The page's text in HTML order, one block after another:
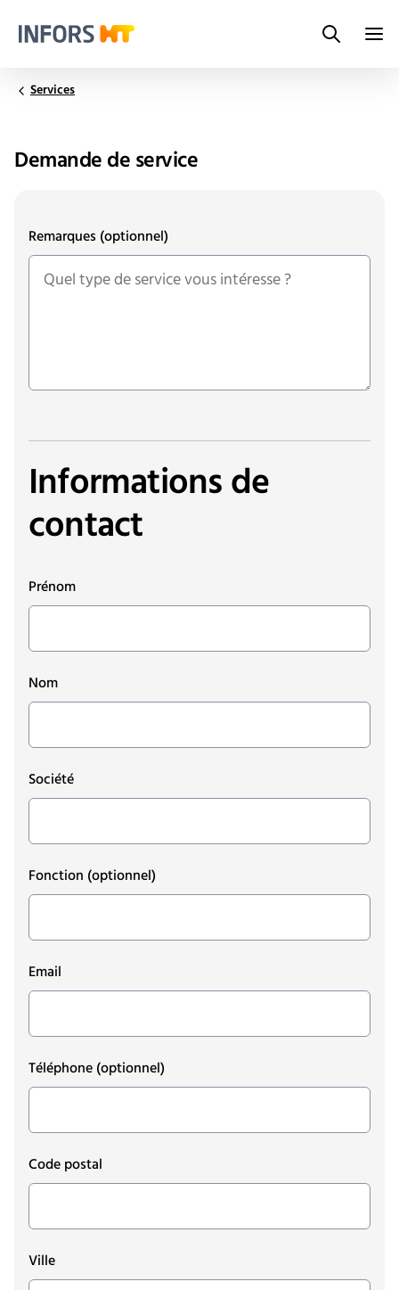
Search
Services
Demande de service
Remarques(optionnel)
Informations de
contact
Prénom
Nom
Société
Fonction (optionnel)
Email
Téléphone(optionnel)
Code postal
Ville